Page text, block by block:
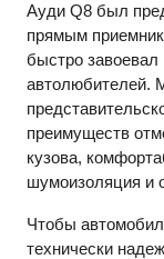
Ауди Q8 был
прямым
быстро завоевал
автолюбителей.
преимуществ
кузова,
шумоизоляция и
Чтобы
технически